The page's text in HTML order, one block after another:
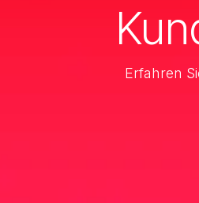
Erfahren